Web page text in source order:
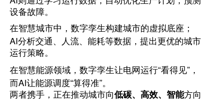
设备故障。
在智慧城市中，数字孪生构建城市的虚拟底座；
AI分析交通、人流、能耗等数据，提出更优的城市
运行策略。
在智慧能源领域，数字孪生让电网运行“看得见”，
而AI让能源调度“算得准”。
两者携手，正在推动城市向低碳、高效、智能方向